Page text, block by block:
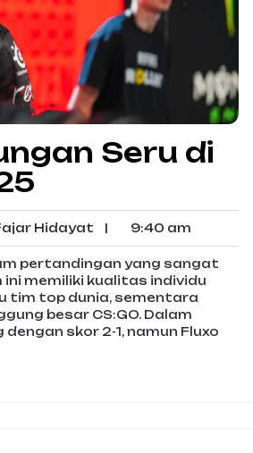
Seru di
HidayatFajar
Hidayat
| 9:40 am
am
pertandingan yang sangat
memiliki kualitas individu
tim top dunia, sementara
besar CS:GO. Dalam
skor 2-1, namun Fluxo